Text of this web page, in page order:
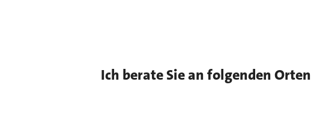
Ich berate Sie an folgenden Orten